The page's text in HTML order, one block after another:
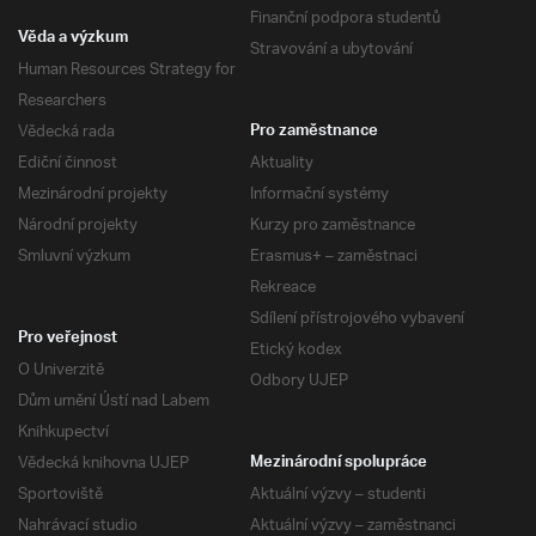
Finanční podpora studentů
Stravování a ubytování
Věda a výzkum
Human Resources Strategy for
Researchers
Vědecká rada
Ediční činnost
Mezinárodní projekty
Národní projekty
Smluvní výzkum
Pro zaměstnance
Aktuality
Informační systémy
Kurzy pro zaměstnance
Erasmus+ – zaměstnaci
Rekreace
Sdílení přístrojového vybavení
Etický kodex
Odbory UJEP
Pro veřejnost
O Univerzitě
Dům umění Ústí nad Labem
Knihkupectví
Vědecká knihovna UJEP
Sportoviště
Nahrávací studio
Mezinárodní spolupráce
Aktuální výzvy – studenti
Aktuální výzvy – zaměstnanci